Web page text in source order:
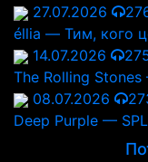
27.07.2026
éllia — Тим, кого
14.07.2026
The Rolling
08.07.2026
Deep Purple —